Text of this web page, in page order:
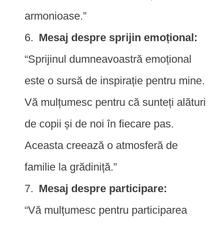
armonioase.”
Mesaj despre sprijin emoțional:
“Sprijinul dumneavoastră emoțional
este o sursă de inspirație pentru mine.
Vă mulțumesc pentru că sunteți alături
de copii și de noi în fiecare pas.
Aceasta creează o atmosferă de
familie la grădiniță.”
Mesaj despre participare:
“Vă mulțumesc pentru participarea